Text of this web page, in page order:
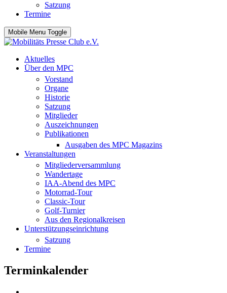
Satzung
Termine
Mobile Menu Toggle
Aktuelles
Über den MPC
Vorstand
Organe
Historie
Satzung
Mitglieder
Auszeichnungen
Publikationen
Ausgaben des MPC Magazins
Veranstaltungen
Mitgliederversammlung
Wandertage
IAA-Abend des MPC
Motorrad-Tour
Classic-Tour
Golf-Turnier
Aus den Regionalkreisen
Unterstützungseinrichtung
Satzung
Termine
Terminkalender